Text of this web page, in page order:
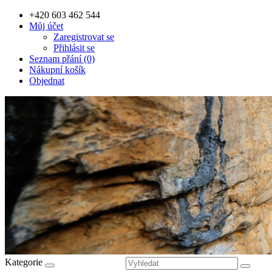
+420 603 462 544
Můj účet
Zaregistrovat se
Přihlásit se
Seznam přání (0)
Nákupní košík
Objednat
Kategorie